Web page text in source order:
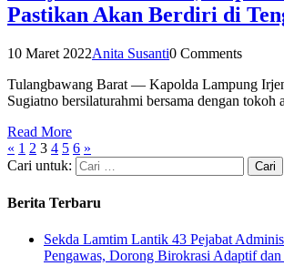
Pastikan Akan Berdiri di
10 Maret 2022Anita Susanti0 Comments
Tulangbawang Barat — Kapolda Lampung
Sugiatno bersilaturahmi bersama dengan
Read More
« 1 2 3 4 5 6 »
Cari untuk:
Berita Terbaru
Sekda Lamtim Lantik 43 Pejabat
Pengawas, Dorong Birokrasi Adaptif